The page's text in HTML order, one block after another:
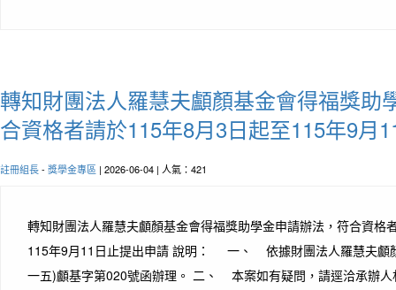
轉知財團法人羅慧夫顱顏基金會得福獎助
合資格者請於115年8月3日起至115年9月
註冊組長- 獎學金專區 | 2026-06-04 | 人氣：421
轉知財團法人羅慧夫顱顏基金會得福獎助學金申請辦法，符合資格
115年9月11日止提出申請 說明： 一、 依據財團法人羅慧夫顱
一五)顱基字第020號函辦理。 二、 本案如有疑問，請逕洽承辦人